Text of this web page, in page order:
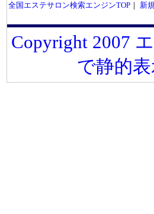
全国エステサロン検索エンジンTOP｜ 新
Copyright 2007
で静的